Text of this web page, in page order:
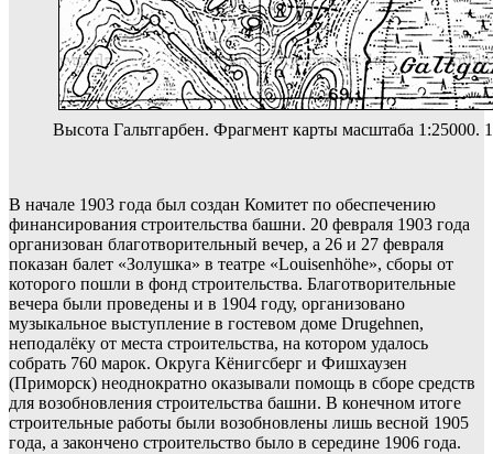
Высота Гальтгарбен. Фрагмент карты масштаба 1:25000.
В начале 1903 года был создан Комитет по обеспечению
финансирования строительства башни. 20 февраля 1903 года
организован благотворительный вечер, а 26 и 27 февраля
показан балет «Золушка» в театре «Louisenhöhe», сборы от
которого пошли в фонд строительства. Благотворительные
вечера были проведены и в 1904 году, организовано
музыкальное выступление в гостевом доме Drugehnen,
неподалёку от места строительства, на котором удалось
собрать 760 марок. Округа Кёнигсберг и Фишхаузен
(Приморск) неоднократно оказывали помощь в сборе средств
для возобновления строительства башни. В конечном итоге
строительные работы были возобновлены лишь весной 1905
года, а закончено строительство было в середине 1906 года.